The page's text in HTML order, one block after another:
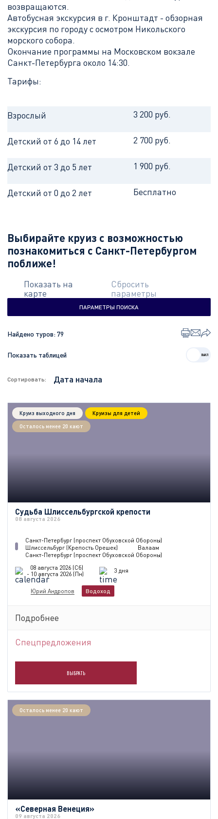
возвращаются.
Автобусная экскурсия в г. Кронштадт - обзорная
экскурсия по городу с осмотром Никольского
морского собора.
Окончание программы на Московском вокзале
Санкт-Петербурга около 14:30.
Тарифы:
Взрослый 3 200 руб.
Детский от 6 до 14 лет 2 700 руб.
Детский от 3 до 5 лет 1 900 руб.
Детский от 0 до 2 лет Бесплатно
Выбирайте круиз с возможностью
познакомиться с Санкт-Петербургом
поближе!
Показать на
карте
Сбросить
параметры
ПАРАМЕТРЫ ПОИСКА
Показать таблицей
Найдено туров:79
Сортировать:
Круиз выходного дня Круизы для детей
Осталось менее 20 кают
Судьба Шлиссельбургской крепости
08 августа 2026
Санкт-Петербург (проспект Обуховской Обороны)
Шлиссельбург (Крепость Орешек)
Валаам
Санкт-Петербург (проспект Обуховской Обороны)
08 августа 2026 (Сб)
- 10 августа 2026 (Пн)
3 дня
Юрий Андропов Водоход
Подробнее
Спецпредложения
ВЫБРАТЬ
Осталось менее 20 кают
«Северная Венеция»
09 августа 2026